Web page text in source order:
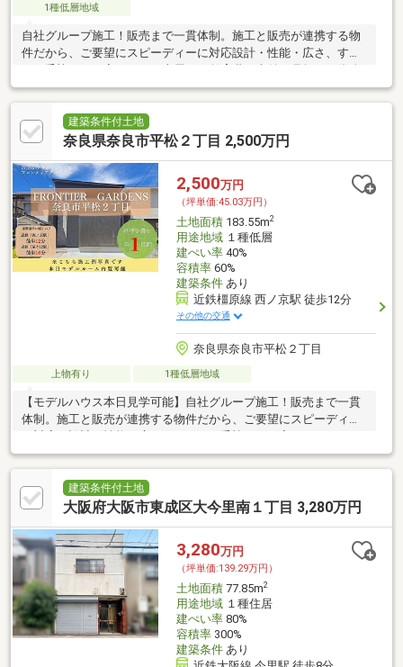
1種低層地域
自社グループ施工！販売まで一貫体制。施工と販売が連携する物
件だから、ご要望にスピーディーに対応設計・性能・広さ、すべ
計画をサポートします
建築条件付土地
奈良県奈良市平松２丁目 2,500万円
2,500万円
（坪単価:45.03万円）
土地面積183.55m2
用途地域１種低層
建ぺい率40%
容積率60%
建築条件あり
近鉄橿原線 西ノ京駅 徒歩12分
その他の交通
奈良県奈良市平松２丁目
上物有り 1種低層地域
【モデルハウス本日見学可能】自社グループ施工！販売まで一貫
体制。施工と販売が連携する物件だから、ご要望にスピーディー
建築条件付土地
大阪府大阪市東成区大今里南１丁目 3,280万円
3,280万円
（坪単価:139.29万円）
土地面積77.85m2
用途地域１種住居
建ぺい率80%
容積率300%
建築条件あり